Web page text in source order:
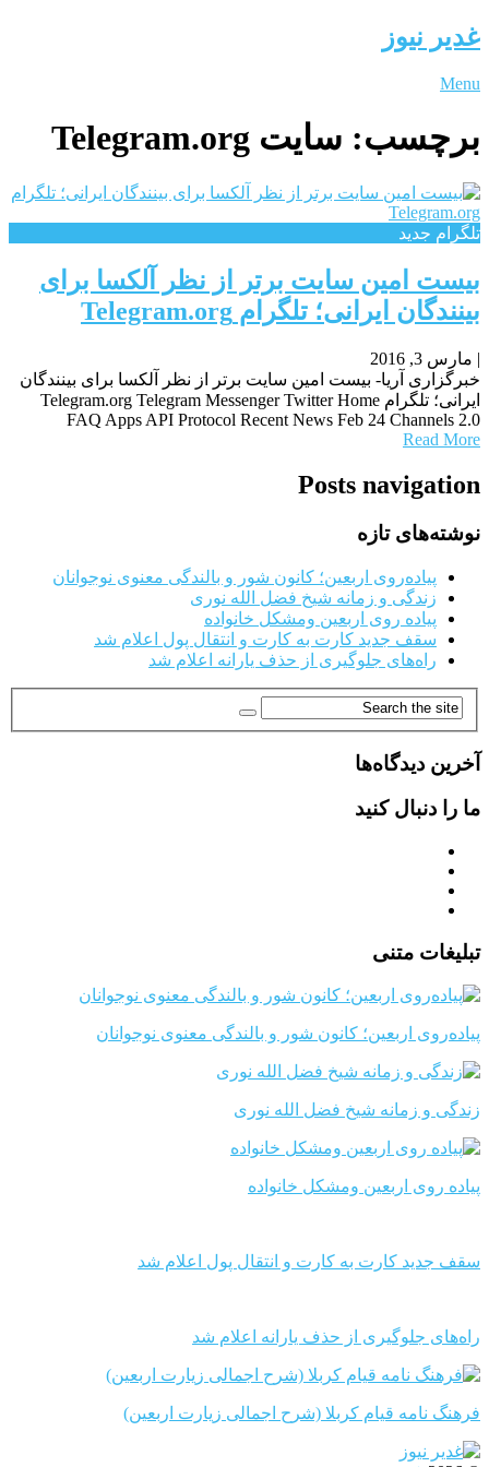
غدیر نیوز
Menu
برچسب: سایت Telegram.org
تلگرام جدید
بیست امین سایت برتر از نظر آلکسا برای
بینندگان ایرانی؛ تلگرام Telegram.org
| مارس 3, 2016
خبرگزاری آریا- بیست امین سایت برتر از نظر آلکسا برای بینندگان
ایرانی؛ تلگرام Telegram.org Telegram Messenger Twitter Home
FAQ Apps API Protocol Recent News Feb 24 Channels 2.0
Read More
Posts navigation
نوشته‌های تازه
پیاده‌روی اربعین؛ کانون شور و بالندگی معنوی نوجوانان
زندگی و زمانه شیخ فضل الله نوری
پیاده روی اربعین ومشکل خانواده
سقف جدید کارت به کارت و انتقال پول اعلام شد
راه‌های جلوگیری از حذف یارانه اعلام شد
آخرین دیدگاه‌ها
ما را دنبال کنید
تبلیغات متنی
پیاده‌روی اربعین؛ کانون شور و بالندگی معنوی نوجوانان
زندگی و زمانه شیخ فضل الله نوری
پیاده روی اربعین ومشکل خانواده
سقف جدید کارت به کارت و انتقال پول اعلام شد
راه‌های جلوگیری از حذف یارانه اعلام شد
فرهنگ نامه قیام کربلا (شرح اجمالی زیارت اربعین)